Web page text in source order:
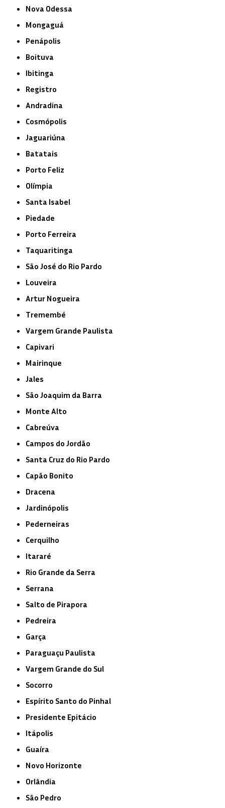
Nova Odessa
Mongaguá
Penápolis
Boituva
Ibitinga
Registro
Andradina
Cosmópolis
Jaguariúna
Batatais
Porto Feliz
Olímpia
Santa Isabel
Piedade
Porto Ferreira
Taquaritinga
São José do Rio Pardo
Louveira
Artur Nogueira
Tremembé
Vargem Grande Paulista
Capivari
Mairinque
Jales
São Joaquim da Barra
Monte Alto
Cabreúva
Campos do Jordão
Santa Cruz do Rio Pardo
Capão Bonito
Dracena
Jardinópolis
Pederneiras
Cerquilho
Itararé
Rio Grande da Serra
Serrana
Salto de Pirapora
Pedreira
Garça
Paraguaçu Paulista
Vargem Grande do Sul
Socorro
Espírito Santo do Pinhal
Presidente Epitácio
Itápolis
Guaíra
Novo Horizonte
Orlândia
São Pedro